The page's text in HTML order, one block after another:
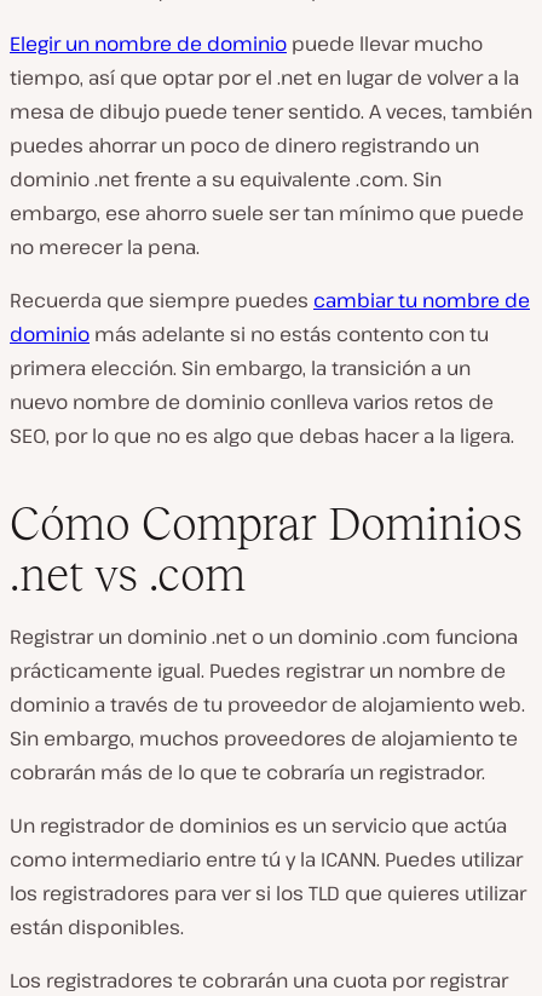
Elegir un nombre de dominio puede llevar mucho
tiempo, así que optar por el .net en lugar de volver a la
mesa de dibujo puede tener sentido. A veces, también
puedes ahorrar un poco de dinero registrando un
dominio .net frente a su equivalente .com. Sin
embargo, ese ahorro suele ser tan mínimo que puede
no merecer la pena.
Recuerda que siempre puedes cambiar tu nombre de
dominio más adelante si no estás contento con tu
primera elección. Sin embargo, la transición a un
nuevo nombre de dominio conlleva varios retos de
SEO, por lo que no es algo que debas hacer a la ligera.
Cómo Comprar Dominios
.net vs .com
Registrar un dominio .net o un dominio .com funciona
prácticamente igual. Puedes registrar un nombre de
dominio a través de tu proveedor de alojamiento web.
Sin embargo, muchos proveedores de alojamiento te
cobrarán más de lo que te cobraría un registrador.
Un registrador de dominios es un servicio que actúa
como intermediario entre tú y la ICANN. Puedes utilizar
los registradores para ver si los TLD que quieres utilizar
están disponibles.
Los registradores te cobrarán una cuota por registrar